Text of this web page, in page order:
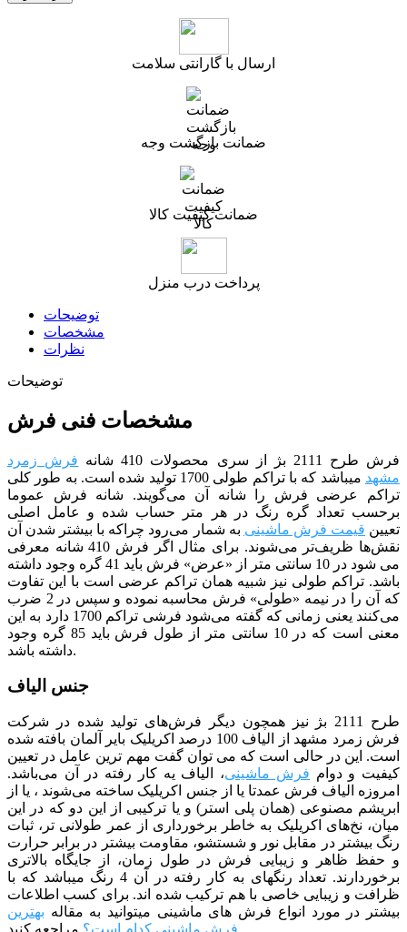
ارسال با گارانتی سلامت
ضمانت بازگشت وجه
ضمانت کیفیت کالا
پرداخت درب منزل
توضیحات
مشخصات
نظرات
توضیحات
مشخصات فنی فرش
فرش طرح 2111 بژ از سری محصولات 410 شانه
فرش زمرد
مشهد
می­باشد که با تراکم طولی 1700 تولید شده است. به طور کلی
تراکم عرضی فرش را شانه آن می‌گویند. شانه فرش عموما
برحسب تعداد گره رنگ در هر متر حساب شده و عامل اصلی
تعیین قیمت فرش ماشینی به شمار می‌رود چراکه با بیشتر شدن آن
نقش‌ها ظریف‌تر می‌شوند. برای مثال اگر فرش 410 شانه معرفی
می شود در 10 سانتی متر از «عرض» فرش باید 41 گره وجود داشته
باشد. تراکم طولی نیز شبیه همان تراکم عرضی است با این تفاوت
که آن را در نیمه «طولی» فرش محاسبه نموده و سپس در 2 ضرب
می‌کنند یعنی زمانی که گفته می‌شود فرشی تراکم 1700 دارد به این
معنی است که در 10 سانتی متر از طول فرش باید 85 گره وجود
داشته باشد.
جنس الیاف
طرح 2111 بژ نیز همچون دیگر فرش‌های تولید شده در شرکت
فرش زمرد مشهد از الیاف 100 درصد اکریلیک بایر آلمان بافته شده
است. این در حالی است که می توان گفت مهم ترین عامل در تعیین
کیفیت و دوام فرش ماشینی، الیاف یه کار رفته در آن می‌باشد.
امروزه الیاف فرش عمدتا یا از جنس اکریلیک ساخته می‌شوند ، یا از
ابریشم مصنوعی (همان پلی استر) و یا ترکیبی از این دو که در این
میان، نخ‌های اکریلیک به خاطر برخورداری از عمر طولانی تر، ثبات
رنگ بیشتر در مقابل نور و شستشو، مقاومت بیشتر در برابر حرارت
و حفظ ظاهر و زیبایی فرش در طول زمان، از جایگاه بالاتری
برخوردارند. تعداد رنگ­­های به کار رفته در آن 4 رنگ می­باشد که با
ظرافت و زیبایی خاصی با هم ترکیب شده­ اند. برای کسب اطلاعات
بیشتر در مورد انواع فرش های ماشینی میتوانید به مقاله بهترین